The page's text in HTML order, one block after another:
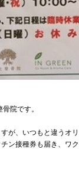
院です。
が、いつもと違うオ
ン接種券も届き、ワ